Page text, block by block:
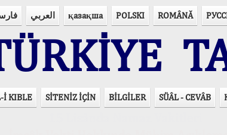
العربي қазақша POLSKI ROMÂNĂ
İ KIBLE SİTENİZ İÇİN BİLGİLER SÜÂL - CEVÂB